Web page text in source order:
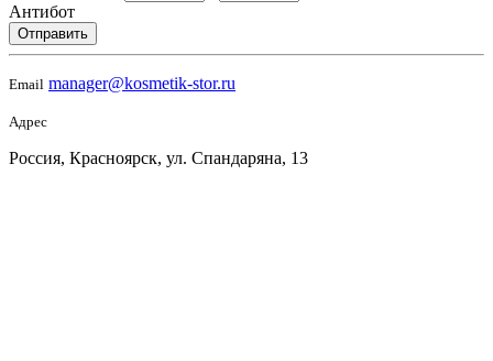
Антибот
Отправить
Email manager@kosmetik-stor.ru
Адрес
Россия, Красноярск, ул. Спандаряна, 13